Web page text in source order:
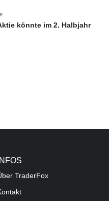
könnte im 2. Halbjahr
INFOS
TraderFox